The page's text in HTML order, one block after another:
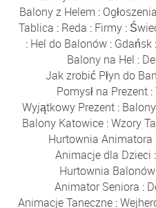
Balony z Helem : Ogłoszenia
Tablica : Reda : Firmy:
: Hel do Balonów: Gdańsk:
Balony na Hel :
Jak zrobić Płyn do
Pomysł na Prezent :
Wyjątkowy Prezent:
Balony Katowice:Wzory
Hurtownia Animatora
Animacje dla Dzieci :
Hurtownia
Animator Seniora :
Animacje Taneczne :